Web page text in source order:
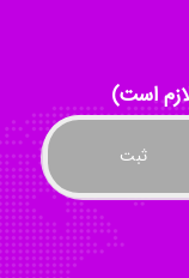
Mohammad
Tavan
است)